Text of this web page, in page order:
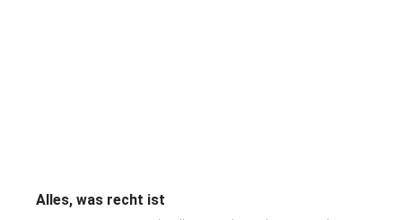
Alles, was recht ist